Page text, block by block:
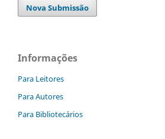
Nova Submissão
Informações
Para Leitores
Para Autores
Para Bibliotecários